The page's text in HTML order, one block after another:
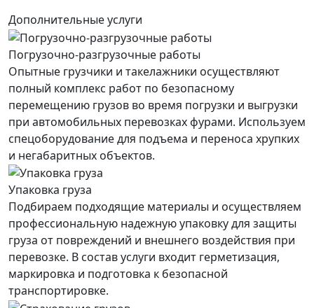
Дополнительные услуги
Погрузочно-разгрузочные работы
Опытные грузчики и такелажники осуществляют
полный комплекс работ по безопасному
перемещению грузов во время погрузки и выгрузки
при автомобильных перевозках фурами. Используем
спецоборудование для подъема и переноса хрупких
и негабаритных объектов.
Упаковка груза
Подбираем подходящие материалы и осуществляем
профессиональную надежную упаковку для защиты
груза от повреждений и внешнего воздействия при
перевозке. В состав услуги входит герметизация,
маркировка и подготовка к безопасной
транспортировке.